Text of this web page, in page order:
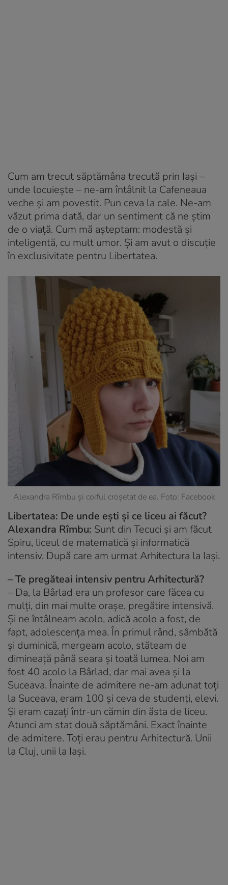
Cum am trecut săptămâna trecută prin Iași –
unde locuiește – ne-am întâlnit la Cafeneaua
veche și am povestit. Pun ceva la cale. Ne-am
văzut prima dată, dar un sentiment că ne știm
de o viață. Cum mă așteptam: modestă și
inteligentă, cu mult umor. Și am avut o discuție
în exclusivitate pentru Libertatea.
Alexandra Rîmbu și coiful croșetat de ea. Foto: Facebook
Libertatea: De unde ești și ce liceu ai făcut?
Alexandra Rîmbu: Sunt din Tecuci și am făcut
Spiru, liceul de matematică și informatică
intensiv. După care am urmat Arhitectura la Iași.
– Te pregăteai intensiv pentru Arhitectură?
– Da, la Bârlad era un profesor care făcea cu
mulți, din mai multe orașe, pregătire intensivă.
Și ne întâlneam acolo, adică acolo a fost, de
fapt, adolescența mea. În primul rând, sâmbătă
și duminică, mergeam acolo, stăteam de
dimineață până seara și toată lumea. Noi am
fost 40 acolo la Bârlad, dar mai avea și la
Suceava. Înainte de admitere ne-am adunat toți
la Suceava, eram 100 și ceva de studenți, elevi.
Și eram cazați într-un cămin din ăsta de liceu.
Atunci am stat două săptămâni. Exact înainte
de admitere. Toți erau pentru Arhitectură. Unii
la Cluj, unii la Iași.